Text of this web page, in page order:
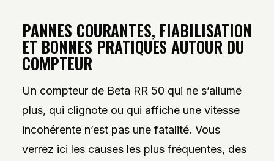
PANNES COURANTES, FIABILISATION
ET BONNES PRATIQUES AUTOUR DU
COMPTEUR
Un compteur de Beta RR 50 qui ne s’allume
plus, qui clignote ou qui affiche une vitesse
incohérente n’est pas une fatalité. Vous
verrez ici les causes les plus fréquentes, des